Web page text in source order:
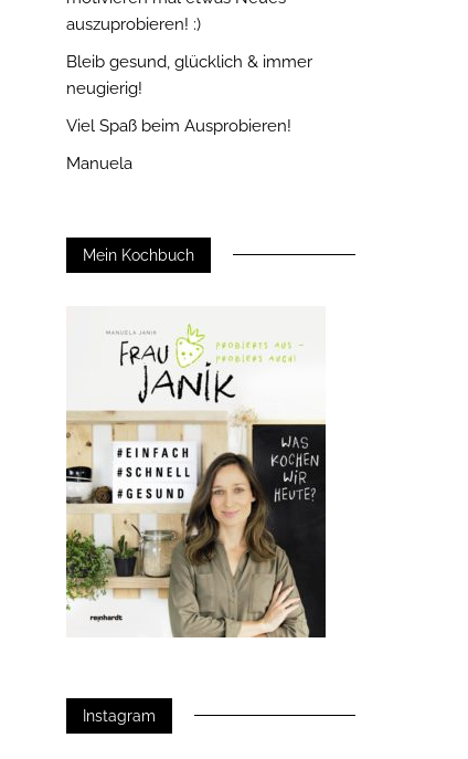
auszuprobieren! :)
Bleib gesund, glücklich & immer
neugierig!
Viel Spaß beim Ausprobieren!
Manuela
Mein Kochbuch
Instagram